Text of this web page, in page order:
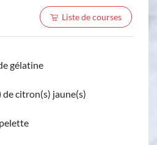
Liste de courses
gélatine
de citron(s) jaune(s)